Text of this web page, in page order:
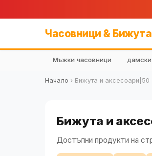
Часовници &
Мъжки часовници
Начало › Бижута и аксесоари|50
Бижута и
Достъпни продукти на